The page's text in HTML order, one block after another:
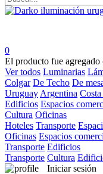
0
El producto fue agregado
Ver todos Luminarias
Colgar De Techo De
Uruguay Argentina
Edificios Espacios
Cultura Oficinas
Hoteles Transporte
Oficinas Espacios
Transporte Edificios
Transporte Cultura
Iniciar sesión